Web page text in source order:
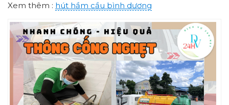
Xem thêm : hút hầm cầu bình dương